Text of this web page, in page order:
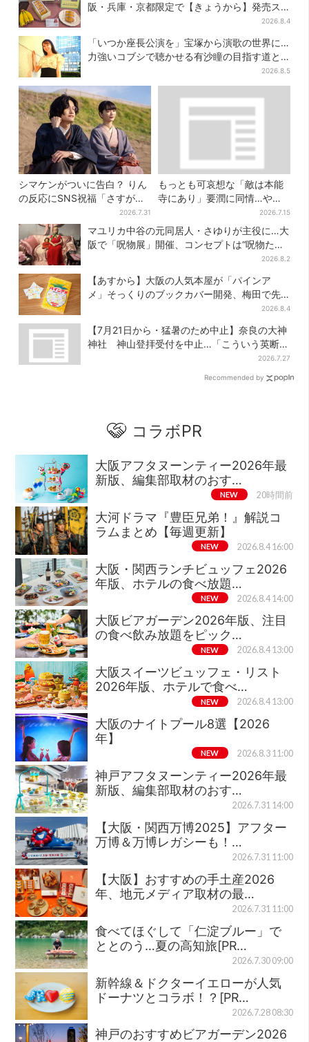
阪・兵庫・京都限定で【きょうから】発売ス
2026.8.4
「いつか座長公演を」宝塚から演歌の世界に…
力強いコブシで聴かせる有沙瞳の目指す道と
2026.8.5
シマケンがついに告白？ りん
の反応にSNS祝福「さすがに
2026.7.31
もっとも可哀想な「敵は本能
寺にあり」要潤に同情…やっ
てない“毒殺”、元上司の裏切
り【豊臣兄弟】
2026.7.15
マユリカ中谷の元同居人・さゆりが主役に…大
阪で「呪物展」開催、コンセプトは“呪物たち
2026.8.2
【あすから】大阪の人気本屋が「パインア
メ」そっくりのブックカバー開発、梅田で先
2026.8.4
【7月21日から・猛暑のため中止】奈良の大神
神社 神山登拝受付を中止…「こういう英断は
2026.7.27
Recommended by
コラボPR
大阪アフタヌーンティー2026年最
新版、編集部取材のおす…
NEW 20時間前
大河ドラマ『豊臣兄弟！』解説コ
ラムまとめ【毎週更新】
NEW 2026.8.4 16:00
大阪・関西ランチビュッフェ2026
年版、ホテルの食べ放題…
NEW 2026.8.4 14:00
大阪ビアガーデン2026年版、注目
の食べ飲み放題をピック…
NEW 2026.8.4 13:00
大阪スイーツビュッフェ・リスト
2026年版、ホテルで食べ…
NEW 2026.8.4 13:00
大阪のナイトプール8選【2026
年】
NEW 2026.8.3 11:00
神戸アフタヌーンティー2026年最
新版、編集部取材のおす…
2026.7.31 14:00
【大阪・関西万博2025】アフター
万博＆万博レガシーも！…
2026.7.31 11:00
【大阪】おすすめの手土産2026
年、地元メディア取材の最…
2026.7.31 11:00
食べてほぐして「仁淀ブルー」で
ととのう…夏の高知旅[PR…
2026.7.30 09:00
新幹線＆ドクターイエローが人気
ドーナツとコラボ！？[PR…
2026.7.28 08:30
神戸のおすすめビアガーデン2026